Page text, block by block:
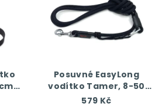
Posuvné EasyLong
vodítko Tamer, 8-50
kg, 200 cm, černá
579 Kč